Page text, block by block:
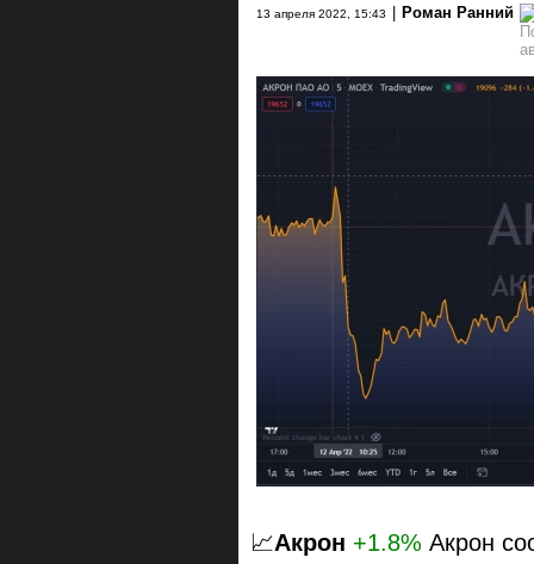
13 апреля 2022, 15:43 | Роман Ранний
📈Акрон +1.8% Акрон